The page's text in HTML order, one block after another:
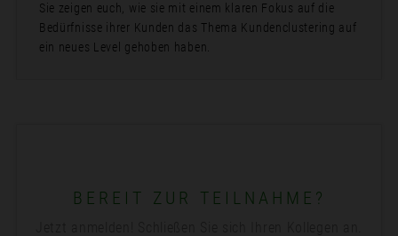
Sie zeigen euch, wie sie mit einem klaren Fokus auf die
Bedürfnisse ihrer Kunden das Thema Kundenclustering auf
ein neues Level gehoben haben.
BEREIT ZUR TEILNAHME?